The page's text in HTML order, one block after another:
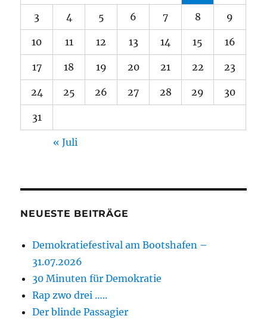
3 4 5 6 7 8 9
10 11 12 13 14 15 16
17 18 19 20 21 22 23
24 25 26 27 28 29 30
31
« Juli
NEUESTE BEITRÄGE
Demokratiefestival am Bootshafen –
31.07.2026
30 Minuten für Demokratie
Rap zwo drei …..
Der blinde Passagier